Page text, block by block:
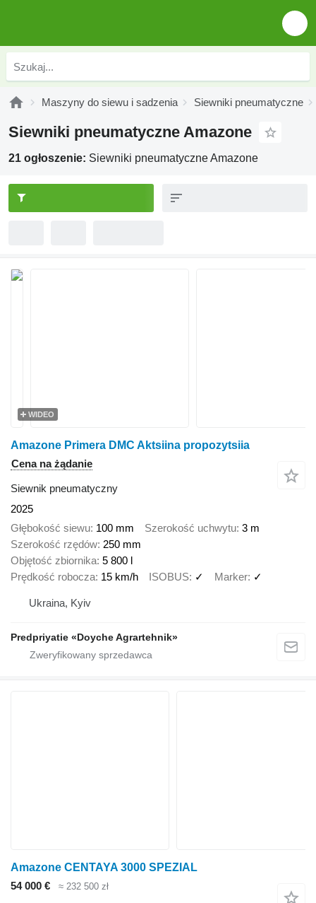
Maszyny do siewu i sadzenia Siewniki pneumatyczne
Siewniki pneumatyczne Amazone
21 ogłoszenie: Siewniki pneumatyczne Amazone
WIDEO
Amazone Primera DMC Aktsiina propozytsiia
Cena na żądanie
Siewnik pneumatyczny
2025
Głębokość siewu 100 mm Szerokość uchwytu 3 m
Szerokość rzędów 250 mm
Objętość zbiornika 5 800 l
Prędkość robocza 15 km/h ISOBUS ✓ Marker ✓
Ukraina, Kyiv
Predpriyatie «Doyche Agrartehnik»
Amazone CENTAYA 3000 SPEZIAL
54 000 €
≈ 232 500 zł